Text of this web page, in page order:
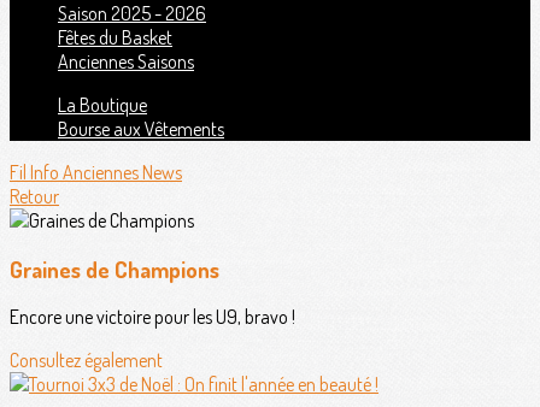
Saison 2025 - 2026
Fêtes du Basket
Anciennes Saisons
La Boutique
Bourse aux Vêtements
Fil Info Anciennes News
Retour
Graines de Champions
Encore une victoire pour les U9, bravo !
Consultez également